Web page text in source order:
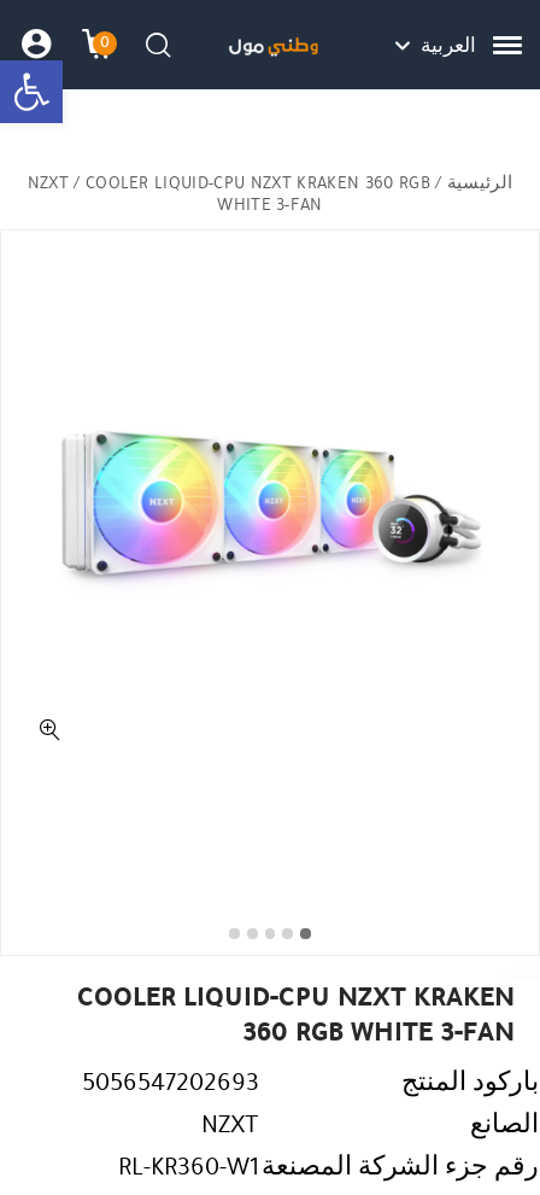
هل نزلت التطبيق ليصلك كل جديد ؟
العربية 0
עגלתחיפוש
الرئيسية /
NZXT/ COOLER LIQUID-CPU NZXT KRAKEN 360 RGB
WHITE 3-FAN
COOLER LIQUID-CPU NZXT KRAKEN
360 RGB WHITE 3-FAN
باركود المنتج
5056547202693
الصانع
NZXT
رقم جزء الشركة المصنعةRL-KR360-W1